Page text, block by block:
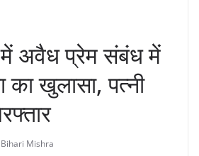
अवैध प्रेम संबंध में
का खुलासा, पत्नी
Mishra